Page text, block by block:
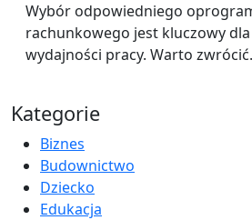
Wybór odpowiedniego
rachunkowego jest kluczowy
wydajności pracy. Warto
Kategorie
Biznes
Budownictwo
Dziecko
Edukacja